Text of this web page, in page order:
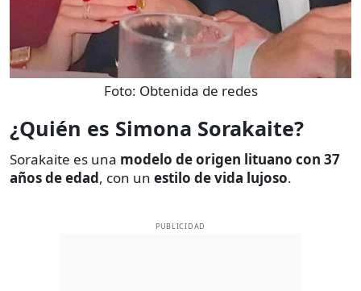
Foto: Obtenida de redes
¿Quién es Simona Sorakaite?
Sorakaite es una modelo de origen lituano con 37
años de edad, con un estilo de vida lujoso.
PUBLICIDAD